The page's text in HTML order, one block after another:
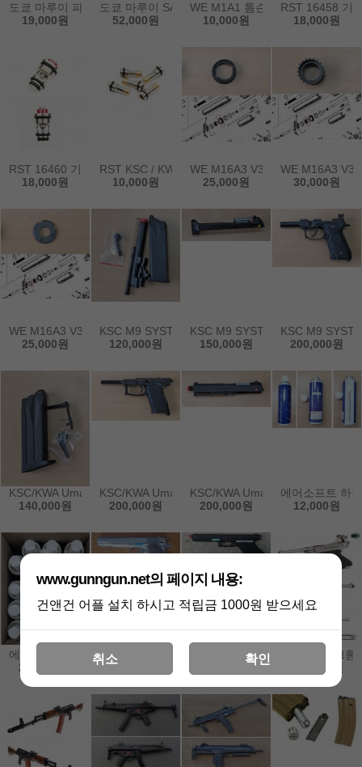
도쿄 마루이 파이슨 PYTHON용 카트리지 쉘 세트
19,000원
도쿄 마루이 SAA.45용 카트리지 쉘 세트
52,000원
WE M1A1 톰슨 밀리타리용 오렌
10,000원
RST 16458 기
18,000원
RST 16460 기가 파워업 파이어링 밸브
18,000원
RST KSC / KWA용 가스 주입 밸브
10,000원
WE M16A3 V3용 델타링 69번 부
25,000원
WE M16A3 V3
30,000원
WE M16A3 V3용 프론트 핸드가드 고정 67번 부품
25,000원
KSC M9 SYSTEM7 가스건용 오리지널 탄창, 바렐
120,000원
KSC M9 SYSTEM7 가스건용 오
150,000원
KSC M9
200,000원
KSC/KWA Umarex H&K MK23 GBB 오리지널 탄창 분해 레버 세트
140,000원
KSC/KWA Umarex H&K MK23 GBB 오리지널 하부
200,000원
KSC/KWA Umarex H&K MK23
200,000원
에어소프트 하
12,000원
에어소프트 하절기용 건가스 20개 한박스
238,000원
WE 신형 GEN2 실버 크롬 칼라 M1911A1 가스 핸드
310,000원
WE 리얼 마킹 GLOCK17 5세대
WE 4인치 크
www.gunngun.net의 페이지 내용:
건앤건 어플 설치 하시고 적립금 1000원 받으세요
취소 확인